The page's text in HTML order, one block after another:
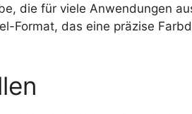
die für viele Anwendungen
Format, das eine präzise